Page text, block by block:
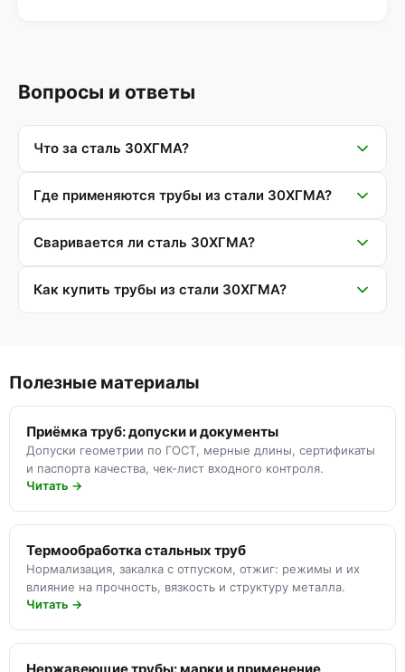
Вопросы и ответы
Что за сталь 30ХГМА?
Где применяются трубы из стали 30ХГМА?
Сваривается ли сталь 30ХГМА?
Как купить трубы из стали 30ХГМА?
Полезные материалы
Приёмка труб: допуски и документы
Допуски геометрии по ГОСТ, мерные длины, сертификаты
и паспорта качества, чек-лист входного контроля.
Читать →
Термообработка стальных труб
Нормализация, закалка с отпуском, отжиг: режимы и их
влияние на прочность, вязкость и структуру металла.
Читать →